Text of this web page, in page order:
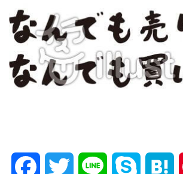
FacebookTwitter Line Skype